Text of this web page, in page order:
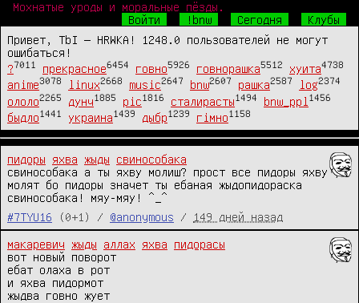
Мохнатые уроды и моральные пёзды.
Войти
!bnw Сегодня
Клубы
Привет, TbI — HRWKA! 1248.0 пользователей не могут
ошибаться!
?7011 прекрасное6454 говно5926 говнорашка5512 хуита4738
anime3078 linux2668 music2647 bnw2607 рашка2587 log2374
ололо2265 дунч1885 pic1816 сталирасты1494 bnw_ppl 1456
быдло1441 украина1439 дыбр1239 гімно1158
пидоры яхва жыды
свинособака
свинособака а ты яхву молиш? прост все пидоры яхву
молят бо пидоры значет ты ебаная жыдопидораска
свинособака! мяу-мяу! ^_^
#7TYU16
(0+1) / @anonymous / 149 дней назад
макаревич жыды аллах яхва
пидорасы
вот новый поворот
ебат олаха в рот
и яхва пидормот
жыдва говно жует